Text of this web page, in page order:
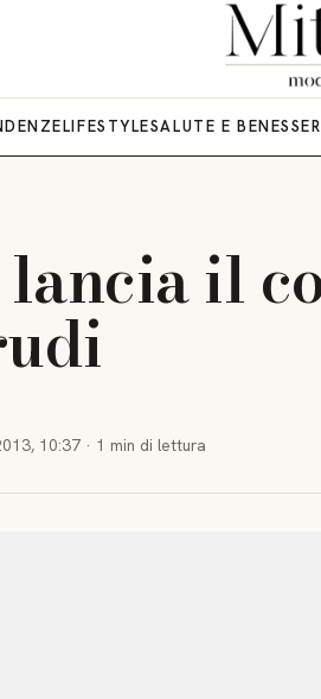
LIFESTYLESALUTE E
il
, 10:37 · 1 min di lettura